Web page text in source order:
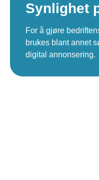
Synlighet
For å gjøre
brukes blant annet
digital annonsering.